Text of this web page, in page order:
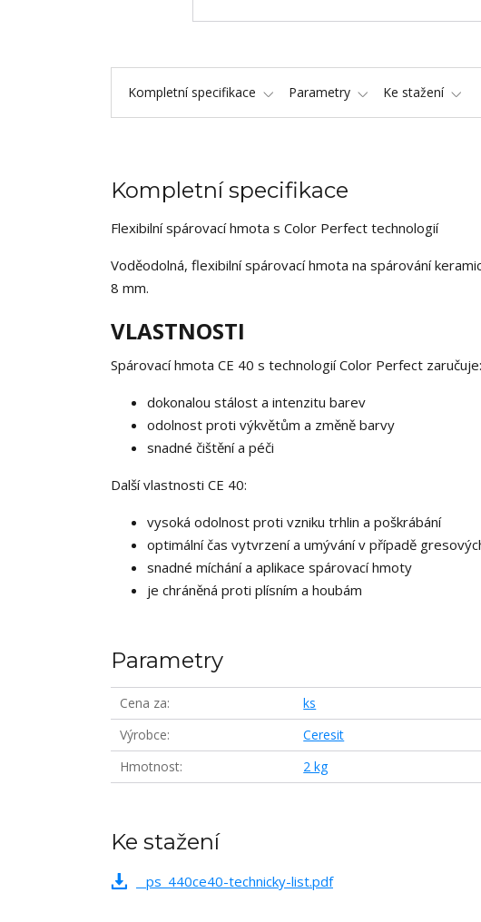
Kompletní specifikace Parametry Ke stažení
Kompletní specifikace
Flexibilní spárovací hmota s Color Perfect technologií
Voděodolná, flexibilní spárovací hmota na spárování
8 mm.
VLASTNOSTI
Spárovací hmota CE 40 s technologií Color Perfect zaručuje:
dokonalou stálost a intenzitu barev
odolnost proti výkvětům a změně barvy
snadné čištění a péči
Další vlastnosti CE 40:
vysoká odolnost proti vzniku trhlin a poškrábání
optimální čas vytvrzení a umývání v případě
snadné míchání a aplikace spárovací hmoty
je chráněná proti plísním a houbám
Parametry
Cena za
ks
Výrobce
Ceresit
Hmotnost
2 kg
Ke stažení
_ps_440ce40-technicky-list.pdf